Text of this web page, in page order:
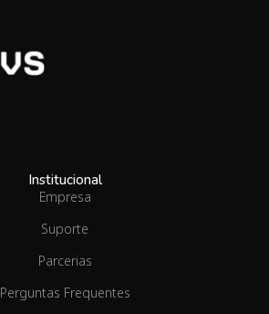
Institucional
Empresa
Suporte
Parcerias
Perguntas Frequentes